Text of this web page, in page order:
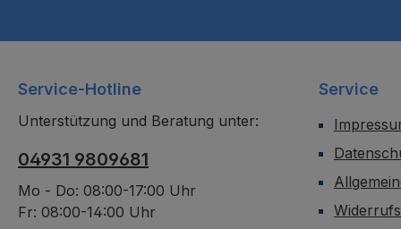
Service-Hotline
Unterstützung und Beratung unter:
04931 9809681
Mo - Do: 08:00-17:00 Uhr
Fr: 08:00-14:00 Uhr
Service